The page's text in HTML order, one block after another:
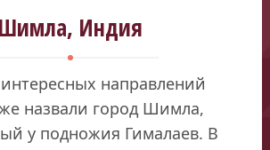
Шимла, Индия
направлений
назвали город Шимла,
у подножия Гималаев. В